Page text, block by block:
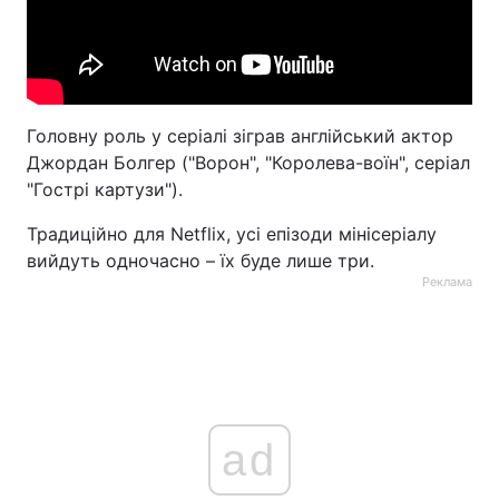
Головну роль у серіалі зіграв англійський актор
Джордан Болгер ("Ворон", "Королева-воїн", серіал
"Гострі картузи").
Традиційно для Netflix, усі епізоди мінісеріалу
вийдуть одночасно – їх буде лише три.
Реклама
ad